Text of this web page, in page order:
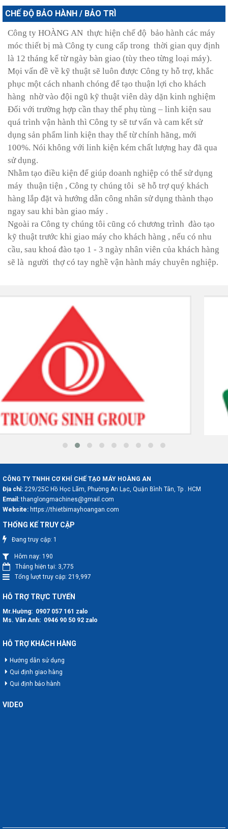
CHẾ ĐỘ BẢO HÀNH / BẢO TRÌ
Công ty HOÀNG AN thực hiện chế độ bảo hành các máy
móc thiết bị mà Công ty cung cấp trong thời gian quy định
là 12 tháng kể từ ngày bàn giao (tùy theo từng loại máy).
Mọi vấn đề về kỹ thuật sẽ luôn được Công ty hỗ trợ, khắc
phục một cách nhanh chóng để tạo thuận lợi cho khách
hàng nhờ vào đội ngũ kỹ thuật viên dày dặn kinh nghiệm
Đối với trường hợp cần thay thế phụ tùng – linh kiện sau
quá trình vận hành thì Công ty sẽ tư vấn và cam kết sử
dụng sản phẩm linh kiện thay thế từ chính hãng, mới
100%. Nói không với linh kiện kém chất lượng hay đã qua
sử dụng.
Nhằm tạo điều kiện để giúp doanh nghiệp có thể sử dụng
máy thuận tiện , Công ty chúng tôi sẽ hỗ trợ quý khách
hàng lắp đặt và hướng dẫn công nhân sử dụng thành thạo
ngay sau khi bàn giao máy .
Ngoài ra Công ty chúng tôi cũng có chương trình đào tạo
kỹ thuật trước khi giao máy cho khách hàng , nếu có nhu
cầu, sau khoá đào tạo 1 - 3 ngày nhân viên của khách hàng
sẽ là người thợ có tay nghề vận hành máy chuyên nghiệp.
CÔNG TY TNHH CƠ KHÍ CHẾ TẠO MÁY HOÀNG AN
Địa chỉ:
229/25C Hồ Học Lãm, Phường An Lạc, Quận Bình Tân, Tp . HCM
thanglongmachines@gmail.com
https://thietbimayhoangan.com
THỐNG KẾ TRUY CẬP
Đang truy cập:
Hôm nay:
Tháng hiện tại:
3,775
Tổng lượt truy cập:
219,997
HỖ TRỢ TRỰC TUYẾN
Mr.Hường: 0907 057 161zalo
HỖ TRỢ KHÁCH HÀNG
Hướng dẫn sử dụng
Qui định giao hàng
Qui định bảo hành
VIDEO